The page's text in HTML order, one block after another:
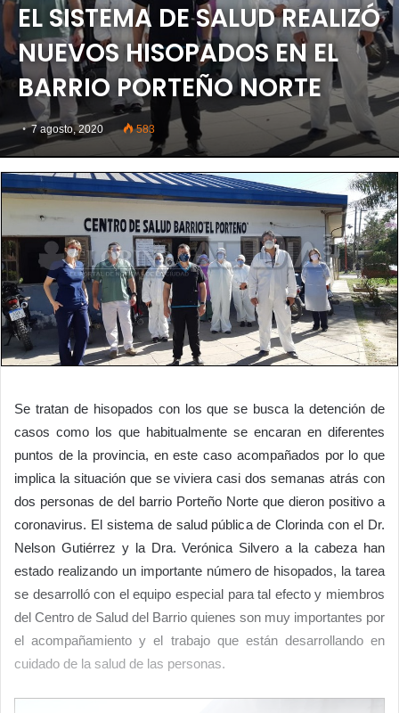
EL SISTEMA DE SALUD REALIZÓ
NUEVOS HISOPADOS EN EL
BARRIO PORTEÑO NORTE
7 agosto, 2020 583
Se tratan de hisopados con los que se busca la detención de
casos como los que habitualmente se encaran en diferentes
puntos de la provincia, en este caso acompañados por lo que
implica la situación que se viviera casi dos semanas atrás con
dos personas de del barrio Porteño Norte que dieron positivo a
coronavirus. El sistema de salud pública de Clorinda con el Dr.
Nelson Gutiérrez y la Dra. Verónica Silvero a la cabeza han
estado realizando un importante número de hisopados, la tarea
se desarrolló con el equipo especial para tal efecto y miembros
del Centro de Salud del Barrio quienes son muy importantes por
el acompañamiento y el trabajo que están desarrollando en
cuidado de la salud de las personas.